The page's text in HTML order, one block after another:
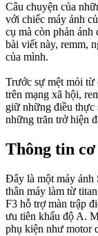
Câu chuyện của
với chiếc máy ảnh
cụ mà còn phản
bài viết này, remm,
của mình.
Trước sự mệt mỏi từ
trên mạng xã hội,
giữ những điều thực
những trăn trở hiện
Thông tin
Đây là một máy ảnh
thân máy làm từ
F3 hỗ trợ màn trập
ưu tiên khẩu độ A.
phụ kiện như motor